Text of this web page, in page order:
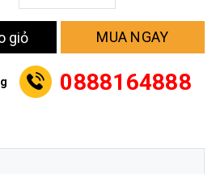
giỏ MUA NGAY
0888164888